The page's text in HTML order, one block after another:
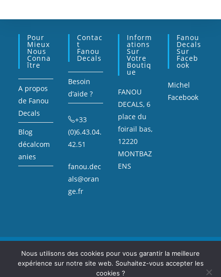
Pour
Mieux
Nous
Conna
Ître
A propos
de Fanou
Decals
Blog
décalcom
anies
Contac
T
Fanou
Decals
Besoin
d’aide ?
+33
(0)6.43.04.
42.51
fanou.dec
als@oran
ge.fr
Inform
Ations
Sur
Votre
Boutiq
Ue
FANOU
DECALS, 6
place du
foirail bas,
12220
MONTBAZ
ENS
Fanou
Decals
Sur
Faceb
Ook
Michel
Facebook
Copyright Fanou Decals : décalcomanie, voitures miniatures, et petite
voiture de collection.
Nous utilisons des cookies pour vous garantir la meilleure
expérience sur notre site web. Souhaitez-vous accepter les
cookies ?